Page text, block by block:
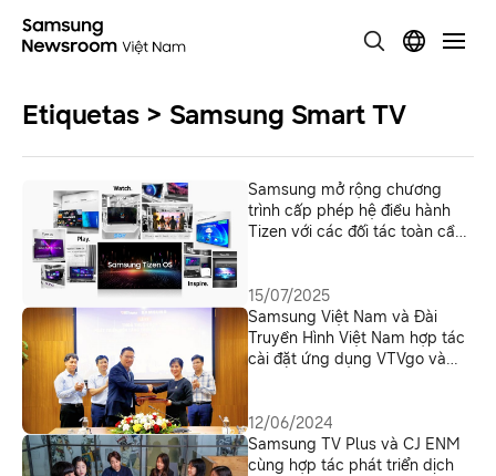
Etiquetas > Samsung Smart TV
Samsung mở rộng chương
trình cấp phép hệ điều hành
Tizen với các đối tác toàn cầu
15/07/2025
Samsung Việt Nam và Đài
Truyền Hình Việt Nam hợp tác
cài đặt ứng dụng VTVgo và
12/06/2024
Samsung TV Plus và CJ ENM
cùng hợp tác phát triển dịch